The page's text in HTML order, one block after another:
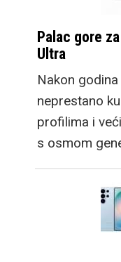
Palac gore
Ultra
Nakon
neprestano
profilima i
s osmom